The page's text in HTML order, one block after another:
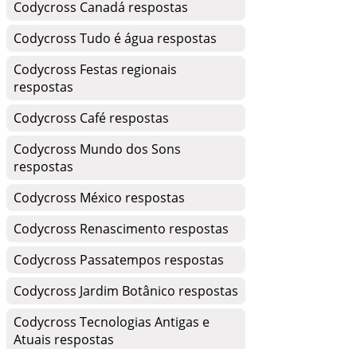
Codycross Canadá respostas
Codycross Tudo é água respostas
Codycross Festas regionais
respostas
Codycross Café respostas
Codycross Mundo dos Sons
respostas
Codycross México respostas
Codycross Renascimento respostas
Codycross Passatempos respostas
Codycross Jardim Botânico respostas
Codycross Tecnologias Antigas e
Atuais respostas